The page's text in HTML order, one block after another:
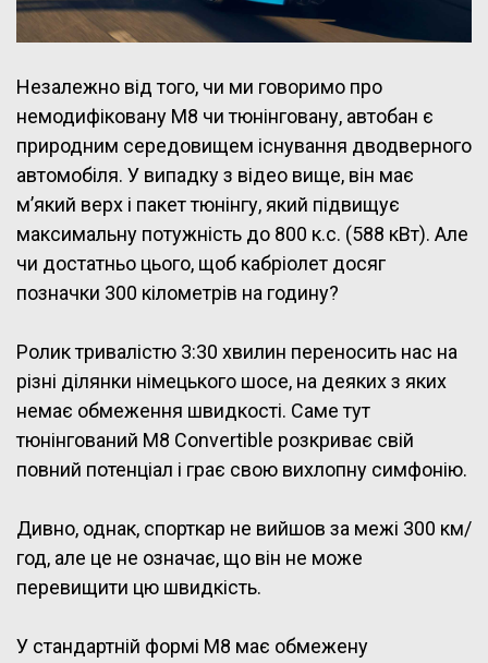
Незалежно від того, чи ми говоримо про
немодифіковану M8 чи тюнінговану, автобан є
природним середовищем існування дводверного
автомобіля. У випадку з відео вище, він має
м’який верх і пакет тюнінгу, який підвищує
максимальну потужність до 800 к.с. (588 кВт). Але
чи достатньо цього, щоб кабріолет досяг
позначки 300 кілометрів на годину?
Ролик тривалістю 3:30 хвилин переносить нас на
різні ділянки німецького шосе, на деяких з яких
немає обмеження швидкості. Саме тут
тюнінгований M8 Convertible розкриває свій
повний потенціал і грає свою вихлопну симфонію.
Дивно, однак, спорткар не вийшов за межі 300 км/
год, але це не означає, що він не може
перевищити цю швидкість.
У стандартній формі M8 має обмежену